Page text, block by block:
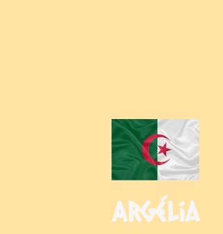
Argélia